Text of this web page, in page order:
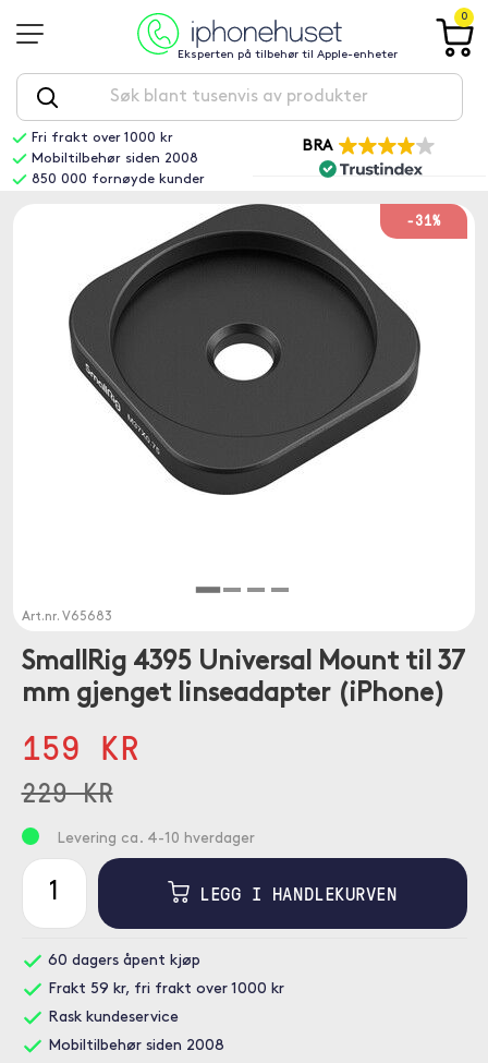
Eksperten på tilbehør til Apple-enheter
0
Fri frakt over 1000 kr
Mobiltilbehør siden 2008
850 000 fornøyde kunder
BRA
-31%
Art.nr. V65683
SmallRig 4395 Universal Mount til 37
mm gjenget linseadapter (iPhone)
159 KR
229 KR
Levering ca. 4-10 hverdager
LEGG I HANDLEKURVEN
60 dagers åpent kjøp
Frakt 59 kr, fri frakt over 1000 kr
Rask kundeservice
Mobiltilbehør siden 2008